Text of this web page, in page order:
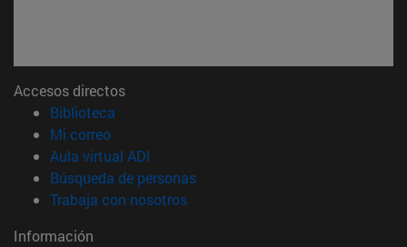
Accesos directos
Biblioteca
Mi correo(abre en nueva ventana)
Aula virtual ADI
Búsqueda de personas(abre en nueva ventana)
Trabaja con nosotros(abre en nueva ventana)
Información